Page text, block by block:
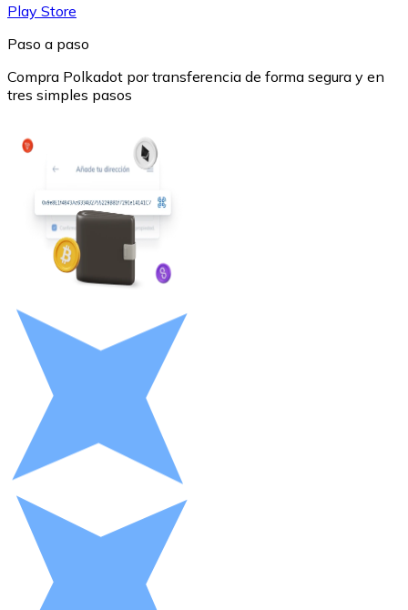
LTC
XRP
Efectivo
Play Store
Paso a paso
Compra Polkadot por transferencia de forma segura y en
tres simples pasos